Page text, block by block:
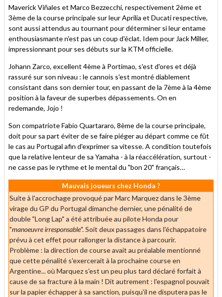
Maverick Viñales et Marco Bezzecchi, respectivement 2ème et
3ème de la course principale sur leur Aprilia et Ducati respective,
sont aussi attendus au tournant pour déterminer si leur entame
enthousiasmante n'est pas un coup d'éclat. Idem pour Jack Miller,
impressionnant pour ses débuts sur la KTM officielle.
Johann Zarco, excellent 4ème à Portimao, s'est d'ores et déjà
rassuré sur son niveau : le cannois s'est montré diablement
consistant dans son dernier tour, en passant de la 7ème à la 4ème
position à la faveur de superbes dépassements. On en
redemande, Jojo !
Son compatriote Fabio Quartararo, 8ème de la course principale,
doit pour sa part éviter de se faire piéger au départ comme ce fût
le cas au Portugal afin d'exprimer sa vitesse. A condition toutefois
que la relative lenteur de sa Yamaha - à la réaccélération, surtout -
ne casse pas le rythme et le mental du "bon 20" français…
Mauvais joueurs chez Honda ?
Suite à l'accrochage provoqué par Marc Marquez dans le 3ème
virage du GP du Portugal dimanche dernier, une pénalité de
double "Long Lap" a été attribuée au pilote Honda pour
"manoeuvre irresponsable". Soit deux passages dans l'échappatoire
prévu à cet effet pour rallonger la distance à parcourir.
Problème : la direction de course avait au préalable mentionné
que cette pénalité s'exercerait à la prochaine course en
Argentine... où Marquez s'est un peu plus tard déclaré forfait à
cause de sa fracture à la main ! Dit autrement : l'espagnol pouvait
sur la papier échapper à sa sanction, puisqu'il ne disputera pas le